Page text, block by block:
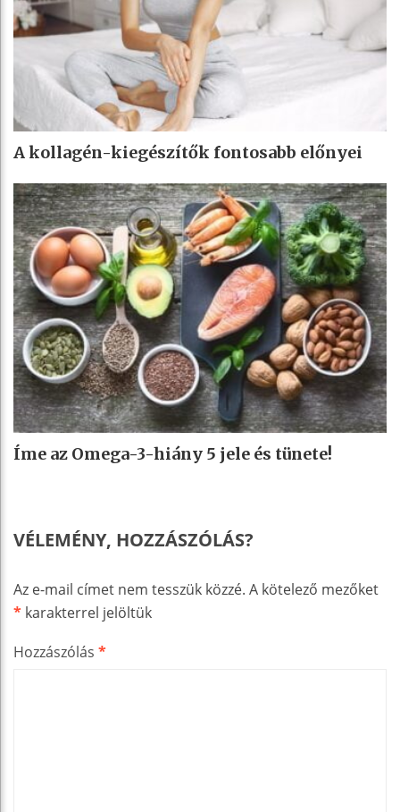
A kollagén-kiegészítők fontosabb előnyei
Íme az Omega-3-hiány 5 jele és tünete!
VÉLEMÉNY, HOZZÁSZÓLÁS?
Az e-mail címet nem tesszük közzé. A kötelező mezőket
* karakterrel jelöltük
Hozzászólás *